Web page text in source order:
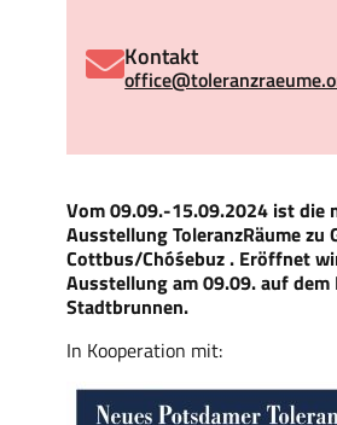
Vom 09.09.-15.09.2024 ist die
Ausstellung ToleranzRäume zu
Cottbus/Chóśebuz. Eröffnet
Ausstellung am 09.09. auf dem
Stadtbrunnen.
In Kooperation mit:
Kontakt